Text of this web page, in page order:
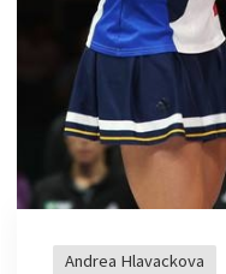
Andrea Hlavackova